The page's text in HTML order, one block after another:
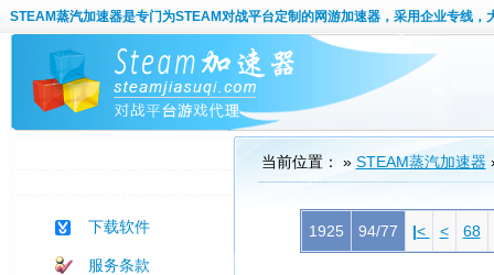
STEAM蒸汽加速器是专门为STEAM对战平台定制的网游加速器，采用企业专线，
下载软件
服务条款
当前位置： » STEAM蒸汽加速器
1925 94/77 |< < 68